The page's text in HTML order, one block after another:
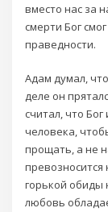
вместо нас за
смерти Бог
праведности.
Адам думал,
деле он
считал, что
человека,
прощать, а не
превозносится
горькой обиды
любовь